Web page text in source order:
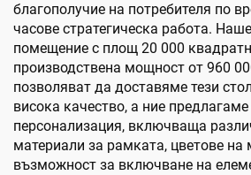
благополучие на потребителя по
часове стратегическа работа.
помещение с площ 20 000
производствена мощност от 960
позволяват да доставяме тези
висока качество, а ние
персонализация, включваща
материали за рамката, цветове на
възможност за включване на